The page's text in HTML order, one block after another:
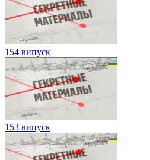
154 випуск
153 випуск